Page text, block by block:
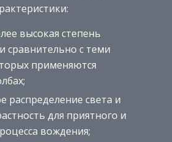
высокая степень
сравнительно с теми
применяются
распределение света и
для приятного и
вождения;